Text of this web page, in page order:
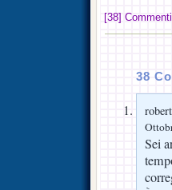
[38] Commenti
38
Sei